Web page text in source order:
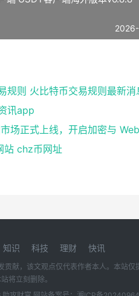
规则 火比特币交易规则最新消
讯app
站 chz币网址
知识 科技 理财 快讯
贡献，该文观点仅代表作者本人。本站
将立刻删除。